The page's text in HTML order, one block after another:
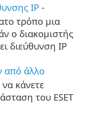
IP -
τρόπο μια
ο διακομιστής
διεύθυνση IP
από άλλο
κάνετε
του ESET